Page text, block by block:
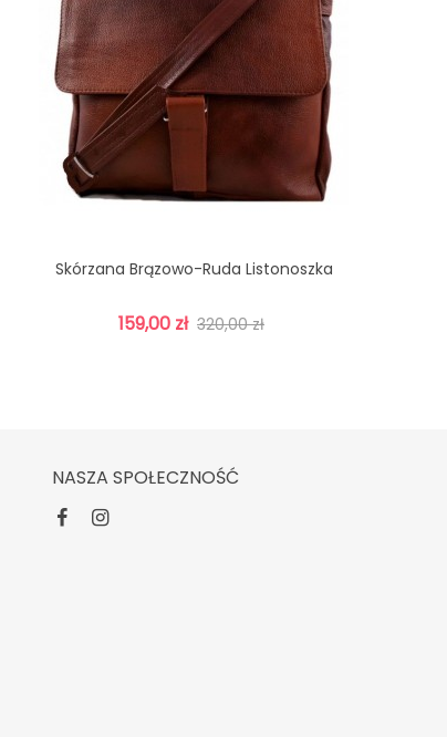
Dodaj Do Koszyka
Skórzana Brązowo-Ruda Listonoszka
159,00 zł 320,00 zł
NASZA SPOŁECZNOŚĆ